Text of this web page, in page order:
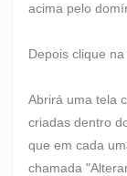
acima pelo
Depois clique
Abrirá uma tela
criadas dentro
que em cada
chamada